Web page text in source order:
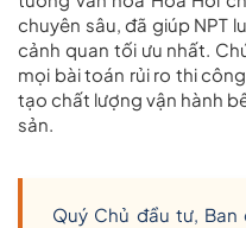
chuyên sâu, đã giúp NPT
cảnh quan tối ưu nhất.
mọi bài toán rủi ro thi
tạo chất lượng vận hành
sản.
Quý Chủ đầu tư,